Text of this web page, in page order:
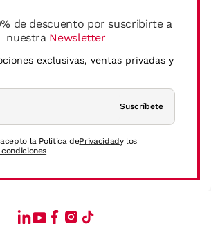
de descuento por suscribirte a
nuestra Newsletter
exclusivas, ventas privadas y
Suscríbete
la Política dePrivacidady los